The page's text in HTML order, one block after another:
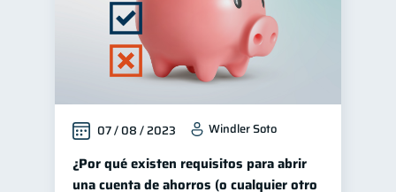
07 / 08 / 2023 Windler Soto
¿Por qué existen requisitos para abrir
una cuenta de ahorros (o cualquier otro